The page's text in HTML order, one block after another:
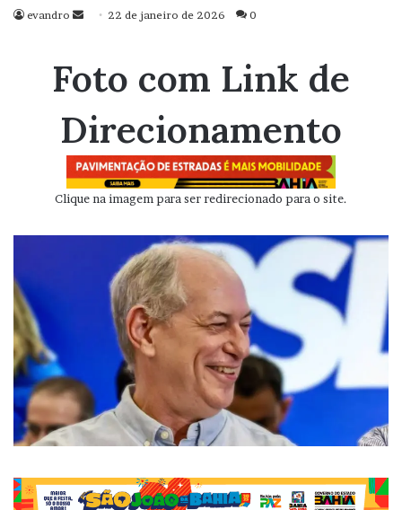
evandro
Mande
mail
22 de janeiro de 2026 0
Foto com Link de
Direcionamento
Clique na imagem para ser redirecionado para o site.